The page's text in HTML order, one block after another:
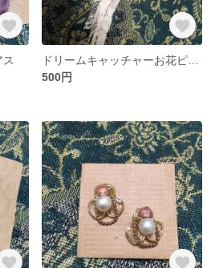
500円